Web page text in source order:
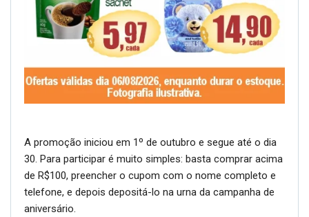
A promoção iniciou em 1º de outubro e segue até o dia
30. Para participar é muito simples: basta comprar acima
de R$100, preencher o cupom com o nome completo e
telefone, e depois depositá-lo na urna da campanha de
aniversário.